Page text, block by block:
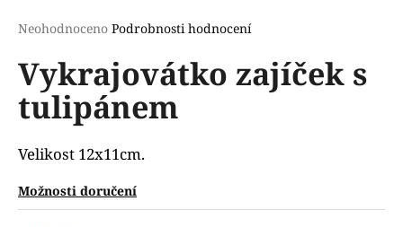
Průměrné
produktu
je
0,0
z
hvězdiček.
Neohodnoceno Podrobnosti hodnocení
Vykrajovátko zajíček s
tulipánem
Velikost 12x11cm.
Možnosti doručení
HLEDAT
D
p
o